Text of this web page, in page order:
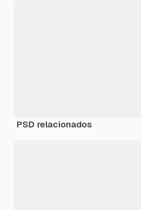
PSD relacionados